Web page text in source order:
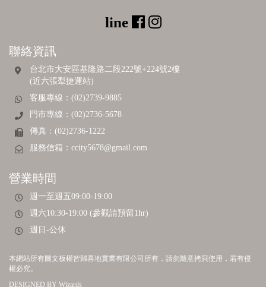
聯絡資訊
台北市大安區基隆路二段222號+224號2樓
(近六張犁捷運站)
客服專線：(02)2739-9885
門市專線：(02)2736-5678
傳真：(02)2736-1222
服務信箱： ccity5678@gmail.com
營業時間
週一至週五09:00-19:00
週六10:30-19:00 (參觀請預留1hr)
週日-公休
本網站所有圖文板權皆歸喜地實業有限公司所有，請勿隨意拷貝使用，若有侵
權必究。
DESIGNED BY Wizards